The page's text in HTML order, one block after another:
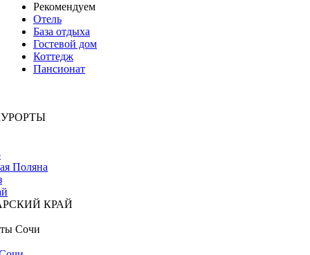
Рекомендуем
Отель
База отдыха
Гостевой дом
Коттедж
Пансионат
Поляна
КРАЙ
Сочи